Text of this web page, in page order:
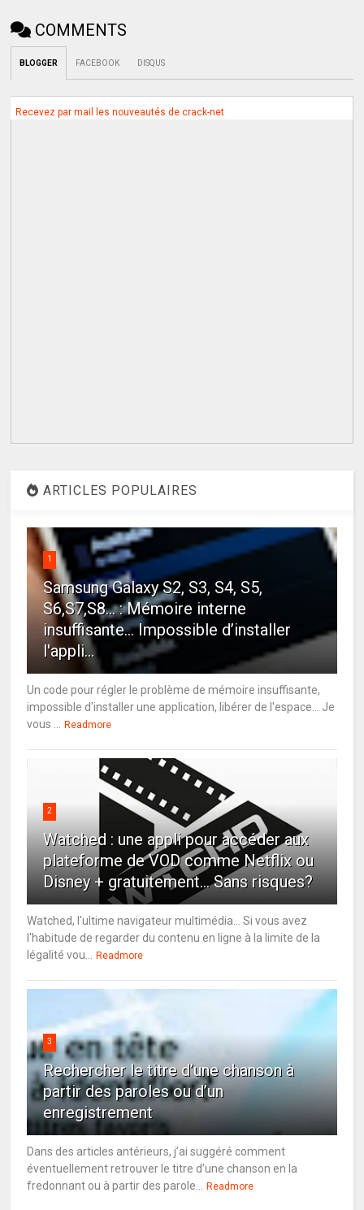
COMMENTS
BLOGGER FACEBOOK DISQUS
Recevez par mail les nouveautés de crack-net
ARTICLES POPULAIRES
1
Samsung Galaxy S2, S3, S4, S5,
S6,S7,S8... : Mémoire interne
insuffisante… Impossible d’installer
l'appli...
Un code pour régler le problème de mémoire insuffisante,
impossible d'installer une application, libérer de l'espace... Je
vous ...
Readmore
2
Watched : une appli pour accéder aux
plateforme de VOD comme Netflix ou
Disney + gratuitement... Sans risques?
Watched, l'ultime navigateur multimédia... Si vous avez
l'habitude de regarder du contenu en ligne à la limite de la
légalité vou...
Readmore
3
Rechercher le titre d’une chanson à
partir des paroles ou d’un
enregistrement
Dans des articles antérieurs, j’ai suggéré comment
éventuellement retrouver le titre d’une chanson en la
fredonnant ou à partir des parole...
Readmore